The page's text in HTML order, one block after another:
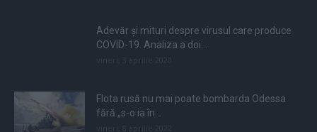
Adevăr și mituri despre virusul care produce
COVID-19. Analiza a doi...
Flota rusă nu mai poate bombarda Odessa
fără „s-o ia în...